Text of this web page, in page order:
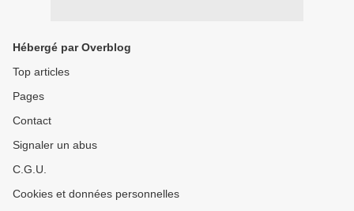
Hébergé par Overblog
Top articles
Pages
Contact
Signaler un abus
C.G.U.
Cookies et données personnelles